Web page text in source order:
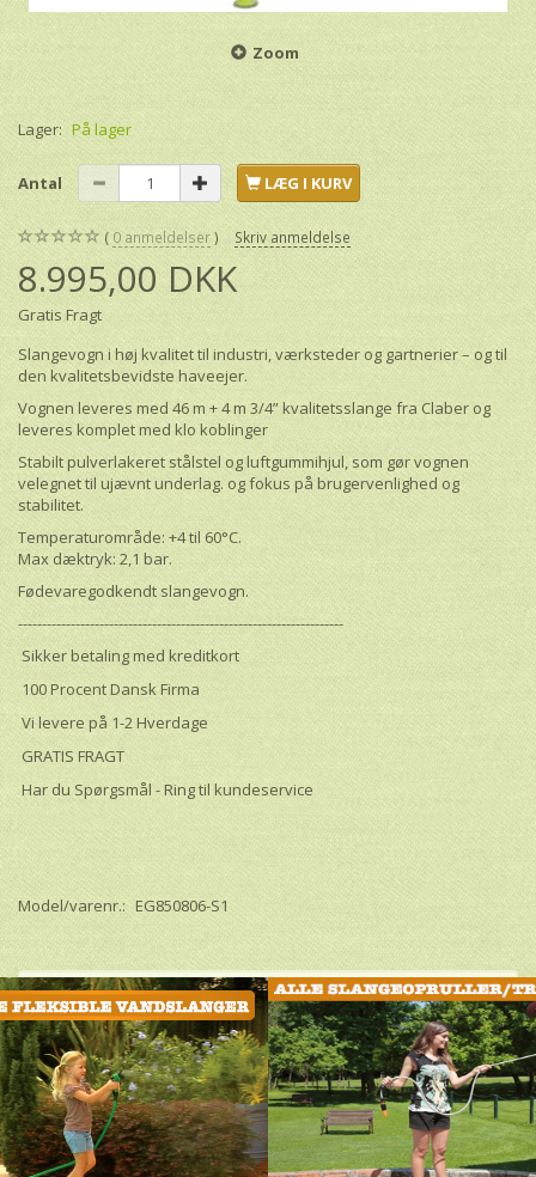
Zoom
Lager: På lager
Antal LÆG I KURV
0 anmeldelser Skriv anmeldelse
8.995,00 DKK
Gratis Fragt
Slangevogn i høj kvalitet til industri, værksteder og gartnerier – og til
den kvalitetsbevidste haveejer.
Vognen leveres med 46 m + 4 m 3/4” kvalitetsslange fra Claber og
leveres komplet med klo koblinger
Stabilt pulverlakeret stålstel og luftgummihjul, som gør vognen
velegnet til ujævnt underlag. og fokus på brugervenlighed og
stabilitet.
Temperaturområde: +4 til 60°C.
Max dæktryk: 2,1 bar.
Fødevaregodkendt slangevogn.
--------------------------------------------------------------------
Sikker betaling med kreditkort
100 Procent Dansk Firma
Vi levere på 1-2 Hverdage
GRATIS FRAGT
Har du Spørgsmål - Ring til kundeservice
Model/varenr.: EG850806-S1